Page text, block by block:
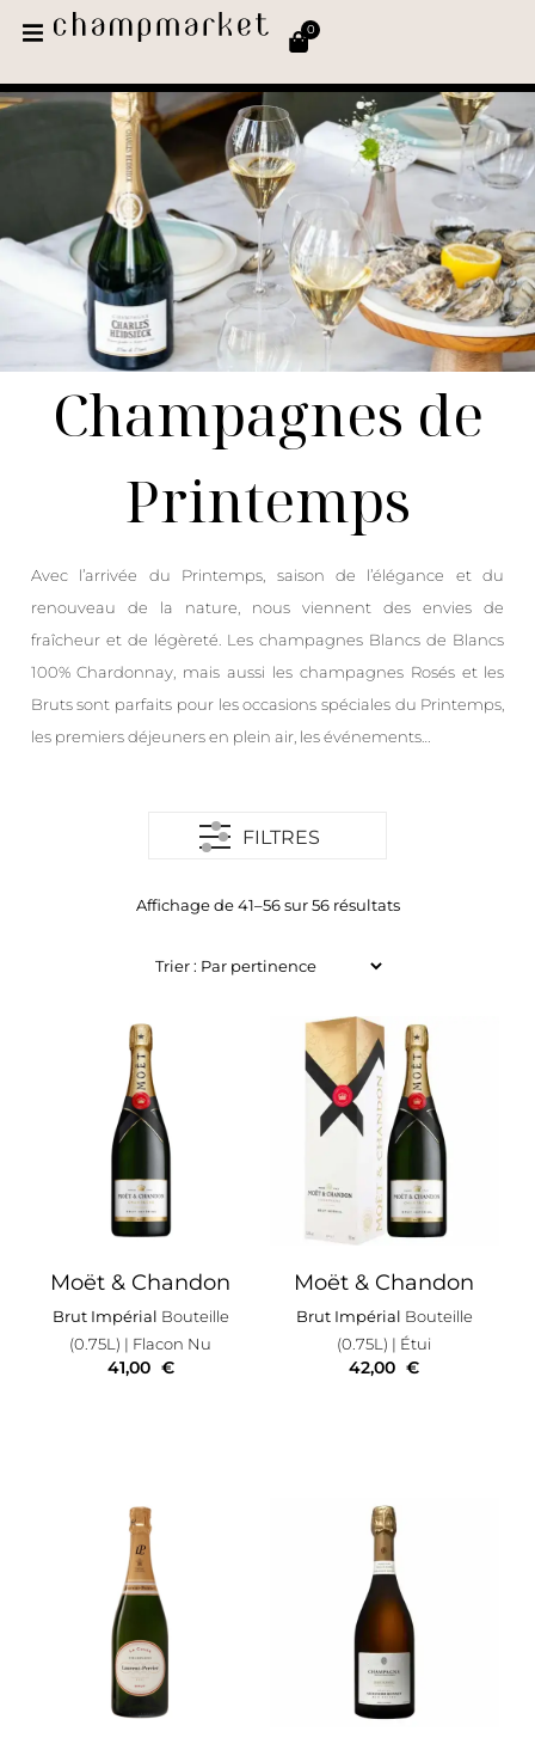
0
Champagnes de
Printemps
Avec l’arrivée du Printemps, saison de l’élégance et du
renouveau de la nature, nous viennent des envies de
fraîcheur et de légèreté. Les champagnes Blancs de Blancs
100% Chardonnay, mais aussi les champagnes Rosés et les
Bruts sont parfaits pour les occasions spéciales du Printemps,
les premiers déjeuners en plein air, les événements…
FILTRES
Affichage de 41–56 sur 56 résultats
Moët & Chandon
Brut Impérial Bouteille
(0.75L) | Flacon Nu
41,00 €
Moët & Chandon
Brut Impérial Bouteille
(0.75L) | Étui
42,00 €